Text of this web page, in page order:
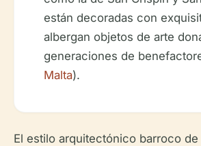
están decoradas con
albergan objetos de arte
generaciones de
Malta).
El estilo arquitectónico barroco de